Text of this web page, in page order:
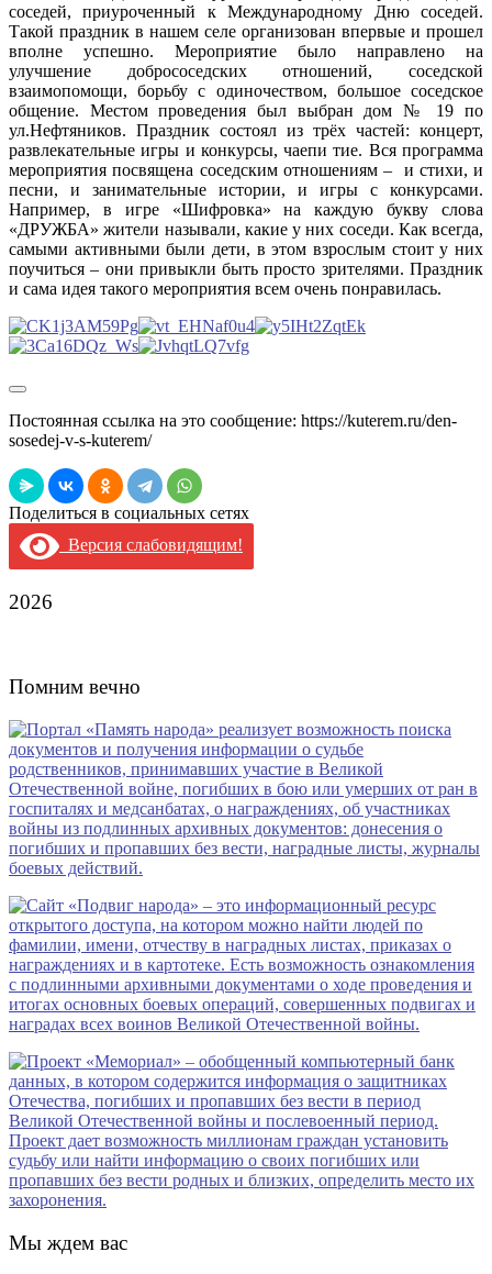
соседей, приуроченный к Международному Дню соседей.
Такой праздник в нашем селе организован впервые и прошел
вполне успешно. Мероприятие было направлено на
улучшение добрососедских отношений, соседской
взаимопомощи, борьбу с одиночеством, большое соседское
общение. Местом проведения был выбран дом № 19 по
ул.Нефтяников. Праздник состоял из трёх частей: концерт,
развлекательные игры и конкурсы, чаепи тие. Вся программа
мероприятия посвящена соседским отношениям – и стихи, и
песни, и занимательные истории, и игры с конкурсами.
Например, в игре «Шифровка» на каждую букву слова
«ДРУЖБА» жители называли, какие у них соседи. Как всегда,
самыми активными были дети, в этом взрослым стоит у них
поучиться – они привыкли быть просто зрителями. Праздник
и сама идея такого мероприятия всем очень понравилась.
Постоянная ссылка на это сообщение: https://kuterem.ru/den-
sosedej-v-s-kuterem/
Поделиться в социальных сетях
Версия слабовидящим!
2026
Помним вечно
Мы ждем вас